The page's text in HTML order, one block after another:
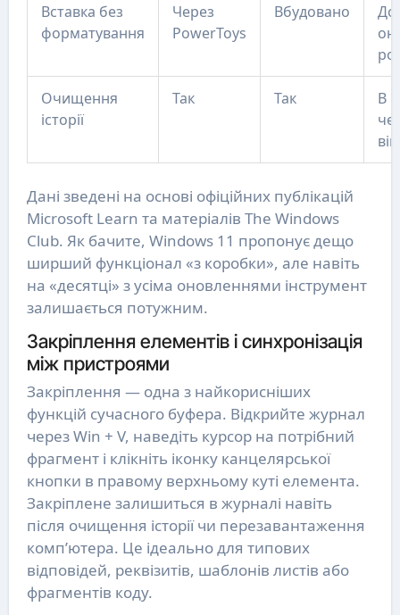
Вставка без
форматування
Через
PowerToys
Вбудовано
Очищення
історії
Так Так
В
Дані зведені на основі офіційних публікацій
Microsoft Learn та матеріалів The Windows
Club. Як бачите, Windows 11 пропонує дещо
ширший функціонал «з коробки», але навіть
на «десятці» з усіма оновленнями інструмент
залишається потужним.
Закріплення елементів і синхронізація
між пристроями
Закріплення — одна з найкорисніших
функцій сучасного буфера. Відкрийте журнал
через Win + V, наведіть курсор на потрібний
фрагмент і клікніть іконку канцелярської
кнопки в правому верхньому куті елемента.
Закріплене залишиться в журналі навіть
після очищення історії чи перезавантаження
комп’ютера. Це ідеально для типових
відповідей, реквізитів, шаблонів листів або
фрагментів коду.